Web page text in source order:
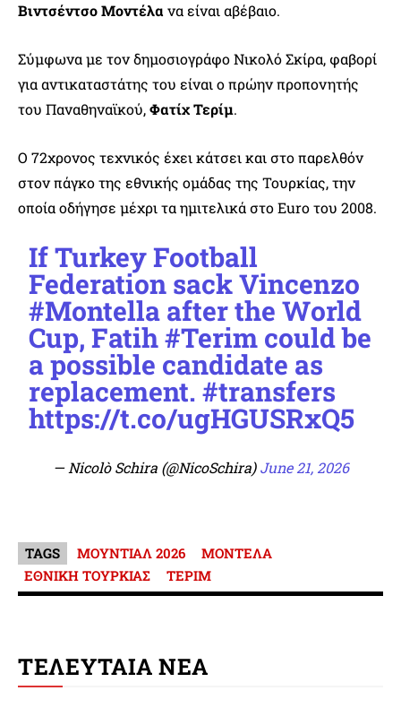
Βιντσέντσο Μοντέλανα είναι αβέβαιο.
Σύμφωνα με τον δημοσιογράφο Νικολό Σκίρα, φαβορί
για αντικαταστάτης του είναι ο πρώην προπονητής
του Παναθηναϊκού,Φατίχ Τερίμ.
Ο 72χρονος τεχνικός έχει κάτσει και στο παρελθόν
στον πάγκο της εθνικής ομάδας της Τουρκίας, την
οποία οδήγησε μέχρι τα ημιτελικά στο Euro του 2008.
If Turkey Football
Federation sack Vincenzo
#Montella after the World
Cup, Fatih#Terim could be
a possible candidate as
replacement.#transfers
https://t.co/ugHGUSRxQ5
— Nicolò Schira (@NicoSchira)June 21, 2026
TAGS ΜΟΥΝΤΙΑΛ 2026
ΜΟΝΤΕΛΑ
ΕΘΝΙΚΗ ΤΟΥΡΚΙΑΣ
ΤΕΡΙΜ
ΤΕΛΕΥΤΑΙΑ ΝΕΑ